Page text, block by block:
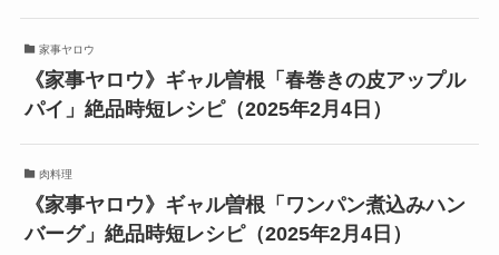
家事ヤロウ
《家事ヤロウ》ギャル曽根「春巻きの皮アップル
パイ」絶品時短レシピ（2025年2月4日）
肉料理
《家事ヤロウ》ギャル曽根「ワンパン煮込みハン
バーグ」絶品時短レシピ（2025年2月4日）